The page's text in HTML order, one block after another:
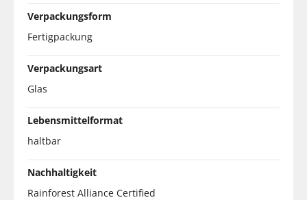
Verpackungsform
Fertigpackung
Verpackungsart
Glas
Lebensmittelformat
haltbar
Nachhaltigkeit
Rainforest Alliance Certified